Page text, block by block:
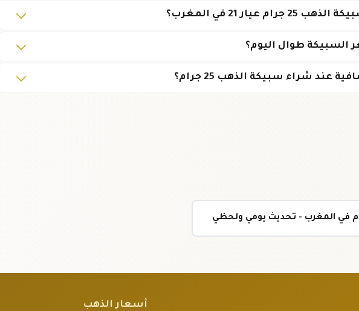
عيار 21 في المغرب؟
طوال اليوم؟
عند شراء سبيكة الذهب 25 جرام؟
في المغرب - تحديث يومي ولحظي
أسعار الذهب